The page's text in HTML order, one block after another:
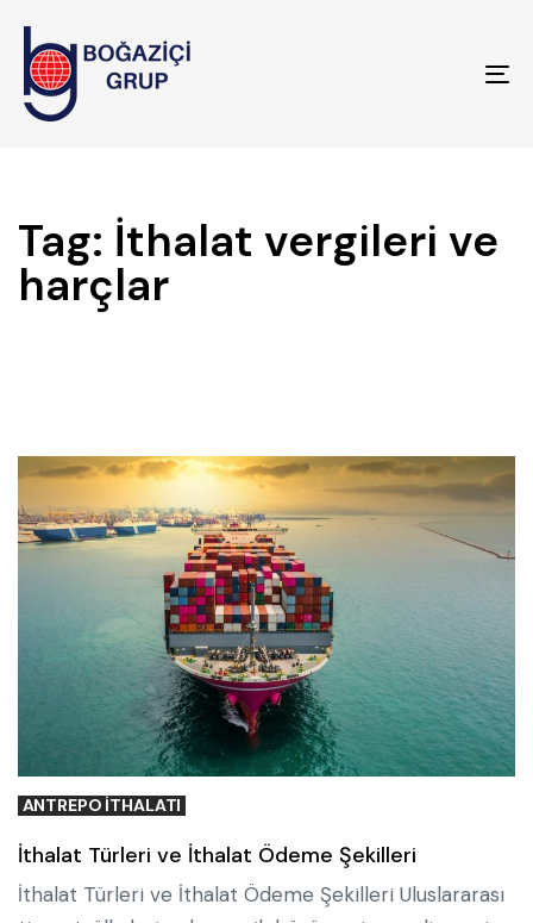
Tag: İthalat vergileri ve
harçlar
ANTREPO ITHALATI
İthalat Türleri ve İthalat Ödeme Şekilleri
İthalat Türleri ve İthalat Ödeme Şekilleri Uluslararası